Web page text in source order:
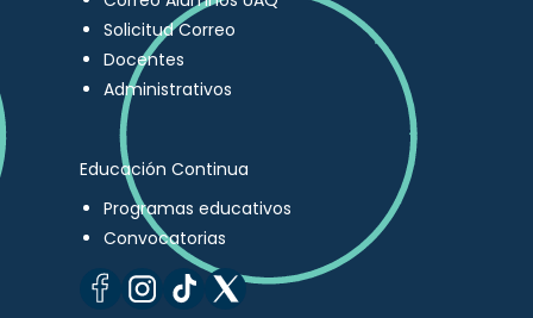
Solicitud Correo
Docentes
Administrativos
Educación Continua
Programas educativos
Convocatorias